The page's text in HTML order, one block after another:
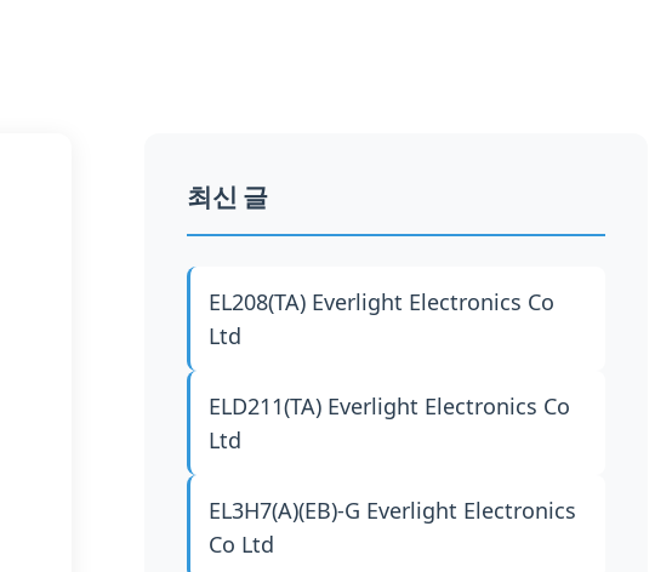
최신 글
EL208(TA) Everlight Electronics Co
Ltd
ELD211(TA) Everlight Electronics Co
Ltd
EL3H7(A)(EB)-G Everlight Electronics
Co Ltd